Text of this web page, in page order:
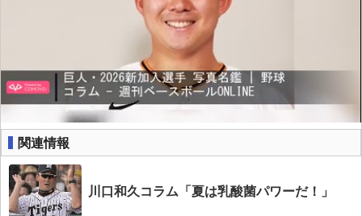
関連情報
川口和久コラム「夏は乳酸菌パワーだ！」